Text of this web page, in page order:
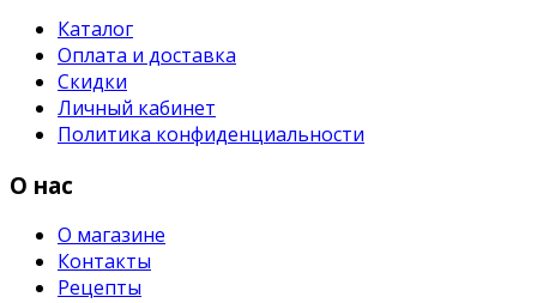
Каталог
Оплата и доставка
Скидки
Личный кабинет
Политика конфиденциальности
О нас
О магазине
Контакты
Рецепты